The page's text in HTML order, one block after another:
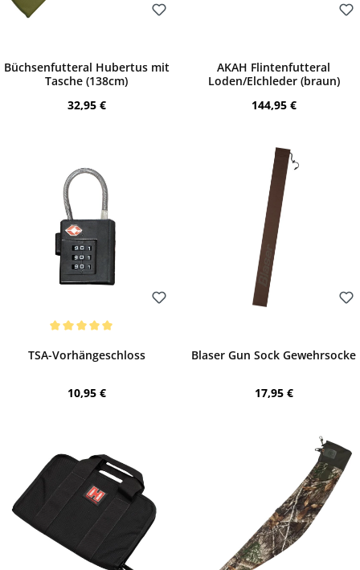
Büchsenfutteral Hubertus mit
Tasche (138cm)
Regulärer Preis:
32,95 €
AKAH Flintenfutteral
Loden/Elchleder (braun)
Regulärer Preis:
144,95 €
Bewerten
TSA-Vorhängeschloss
Regulärer Preis:
10,95 €
Blaser Gun Sock Gewehrsocke
Regulärer Preis:
17,95 €